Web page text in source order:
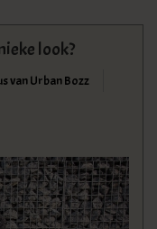
look?
van Urban Bozz